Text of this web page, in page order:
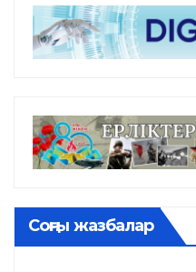
Соңғы жазбалар